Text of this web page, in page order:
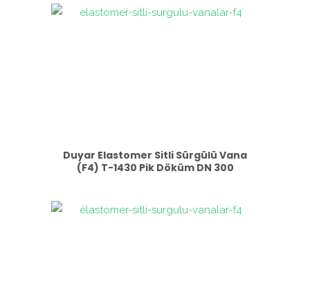
Duyar Elastomer Sitli Sürgülü Vana
(F4) T-1430 Pik Döküm DN 300